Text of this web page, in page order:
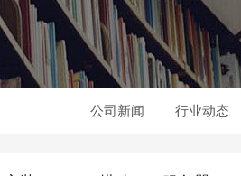
公司新闻 行业动态